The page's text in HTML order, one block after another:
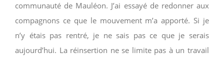
communauté de Mauléon. J’ai essayé de redonner aux
compagnons ce que le mouvement m’a apporté. Si je
n’y étais pas rentré, je ne sais pas ce que je serais
aujourd’hui. La réinsertion ne se limite pas à un travail